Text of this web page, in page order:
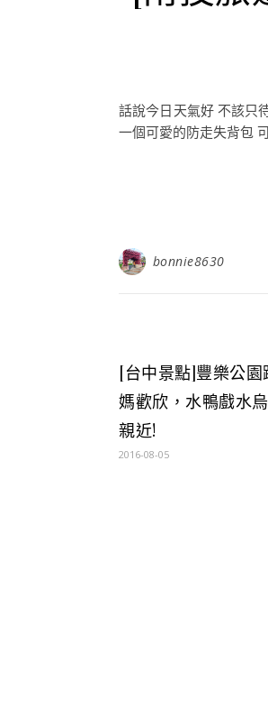
話說今日天氣好 不該只
一個可愛的防走失背包
bonnie8630
[台中景點]豐樂公
媽歡欣，水鴨戲水
親近!
2016-08-05